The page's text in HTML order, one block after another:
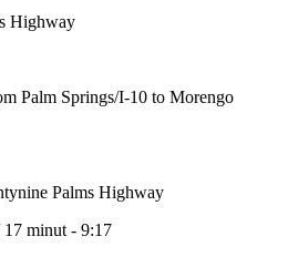
Highway
Palm Springs/I-10 to Morengo
Palms Highway
17 minut - 9:17